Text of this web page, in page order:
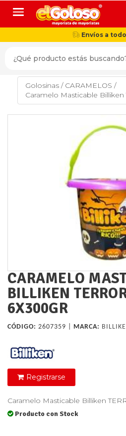
Toggle navigation
Envíos a
Golosinas / CARAMELOS /
Caramelo Masticable
CARAMELO
BILLIKEN
6X300GR
CÓDIGO: 2607359 | MARCA:
Registrarse
Caramelo Masticable Billiken
Producto con Stock